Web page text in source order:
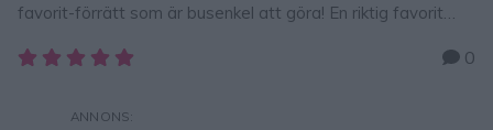
favorit-förrätt som är busenkel att göra! En riktig favorit
nyrostad baguett-skiva. Lyxgott! Dressing:1/2 dl hackad
olivolja2 msk balsamvinägersaltkörsbärstomater 3 stora
0